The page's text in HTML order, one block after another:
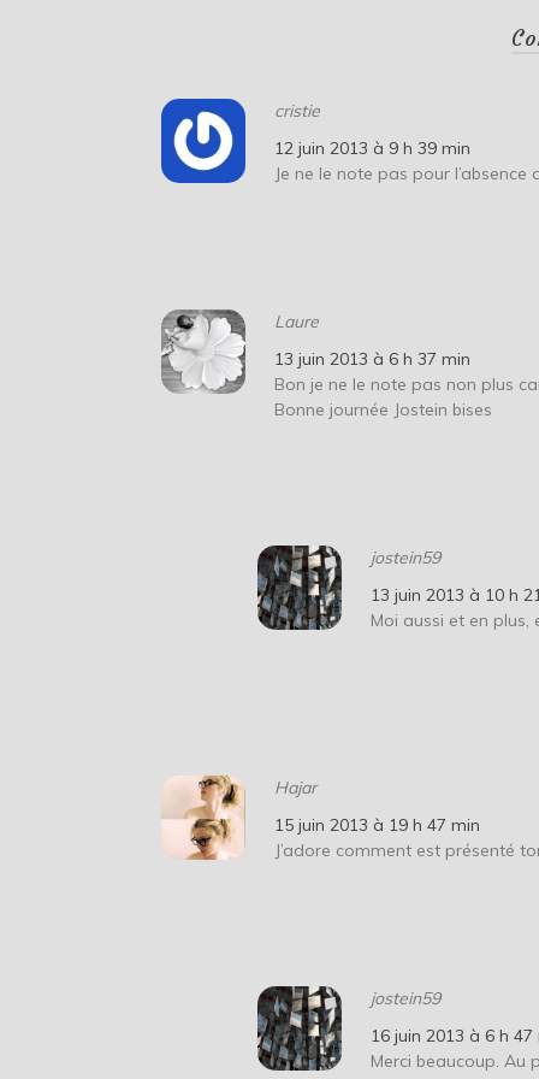
cristie
12 juin 2013 à 9 h 39 min
Je ne le note pas pour l’absence
Laure
13 juin 2013 à 6 h 37 min
Bon je ne le note pas non plus
Bonne journée Jostein bises
jostein59
13 juin 2013 à 10 h
Moi aussi et en plus,
Hajar
15 juin 2013 à 19 h 47 min
J’adore comment est présenté
jostein59
16 juin 2013 à 6 h 47
Merci beaucoup. Au